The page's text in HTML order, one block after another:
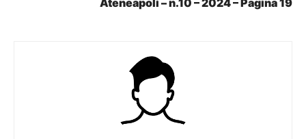
Ateneapoli – n.10 – 2024 – Pagina 19